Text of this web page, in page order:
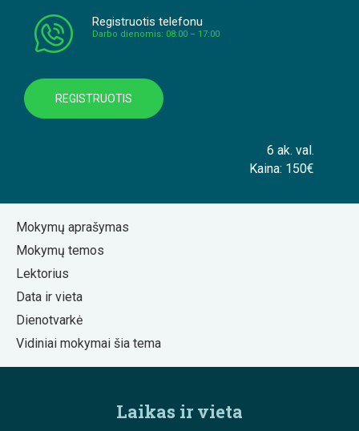
Registruotis telefonu
Darbo dienomis: 08:00 – 17:00
REGISTRUOTIS
6 ak. val.
Kaina: 150€
Mokymų aprašymas
Mokymų temos
Lektorius
Data ir vieta
Dienotvarkė
Vidiniai mokymai šia tema
Laikas ir vieta